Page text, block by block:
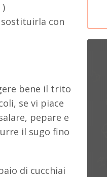
)
con
bene il trito
se vi piace
pepare e
il sugo fino
di cucchiai